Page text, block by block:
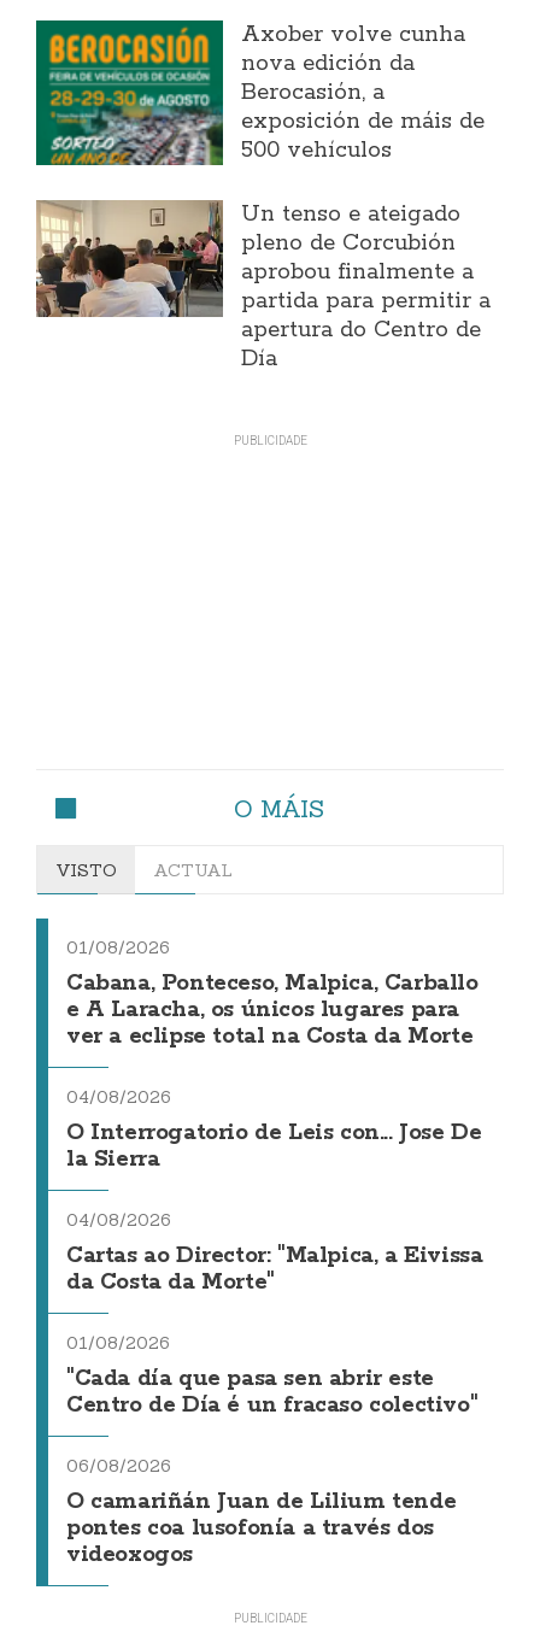
Axober volve cunha
nova edición da
Berocasión, a
exposición de máis de
500 vehículos
Un tenso e ateigado
pleno de Corcubión
aprobou finalmente a
partida para permitir a
apertura do Centro de
Día
O MÁIS
VISTO ACTUAL
01/08/2026
Cabana, Ponteceso, Malpica, Carballo
e A Laracha, os únicos lugares para
ver a eclipse total na Costa da Morte
04/08/2026
O Interrogatorio de Leis con... Jose De
la Sierra
04/08/2026
Cartas ao Director: "Malpica, a Eivissa
da Costa da Morte"
01/08/2026
"Cada día que pasa sen abrir este
Centro de Día é un fracaso colectivo"
06/08/2026
O camariñán Juan de Lilium tende
pontes coa lusofonía a través dos
videoxogos